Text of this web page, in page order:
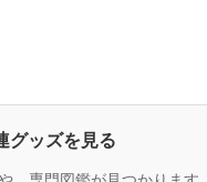
グッズを見る